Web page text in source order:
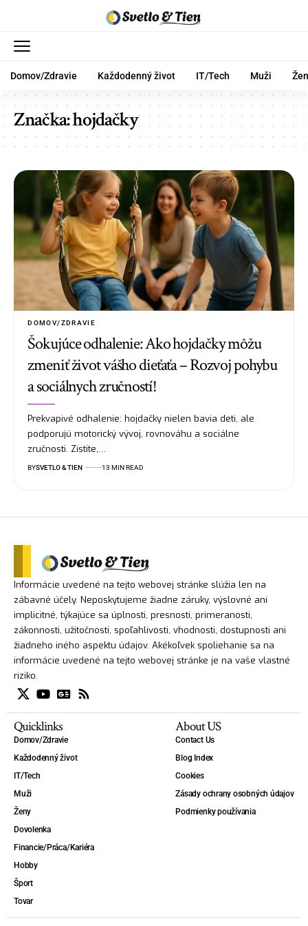
Domov/Zdravie Každodenný život IT/Tech Muži
Značka:hojdačky
DOMOV/ZDRAVIE
Šokujúce odhalenie: Ako hojdačky môžu
zmeniť život vášho dieťaťa – Rozvoj pohybu
a sociálnych zručností!
Prekvapivé odhalenie: hojdačky nielen bavia deti, ale
podporujú motorický vývoj, rovnováhu a sociálne
zručnosti. Zistite,…
BYSVETLO & TIEN 13 MIN READ
Informácie uvedené na tejto webovej stránke slúžia len na
zábavné účely. Neposkytujeme žiadne záruky, výslovné ani
implicitné, týkajúce sa úplnosti, presnosti, primeranosti,
zákonnosti, užitočnosti, spoľahlivosti, vhodnosti, dostupnosti ani
žiadneho iného aspektu údajov. Akékoľvek spoliehanie sa na
informácie uvedené na tejto webovej stránke je na vaše vlastné
riziko.
Quicklinks
Domov/Zdravie
Každodenný život
IT/Tech
Muži
Ženy
Dovolenka
Financie/Práca/Kariéra
Hobby
Šport
Tovar
About US
Contact Us
Blog Index
Cookies
Zásady ochrany osobných údajov
Podmienky používania